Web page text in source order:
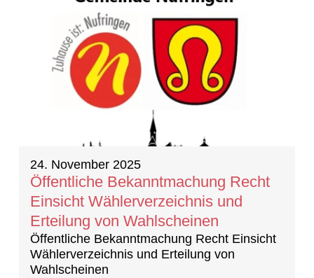
24. November 2025
Öffentliche Bekanntmachung Recht
Einsicht Wählerverzeichnis und
Erteilung von Wahlscheinen
Öffentliche Bekanntmachung Recht Einsicht
Wählerverzeichnis und Erteilung von
Wahlscheinen